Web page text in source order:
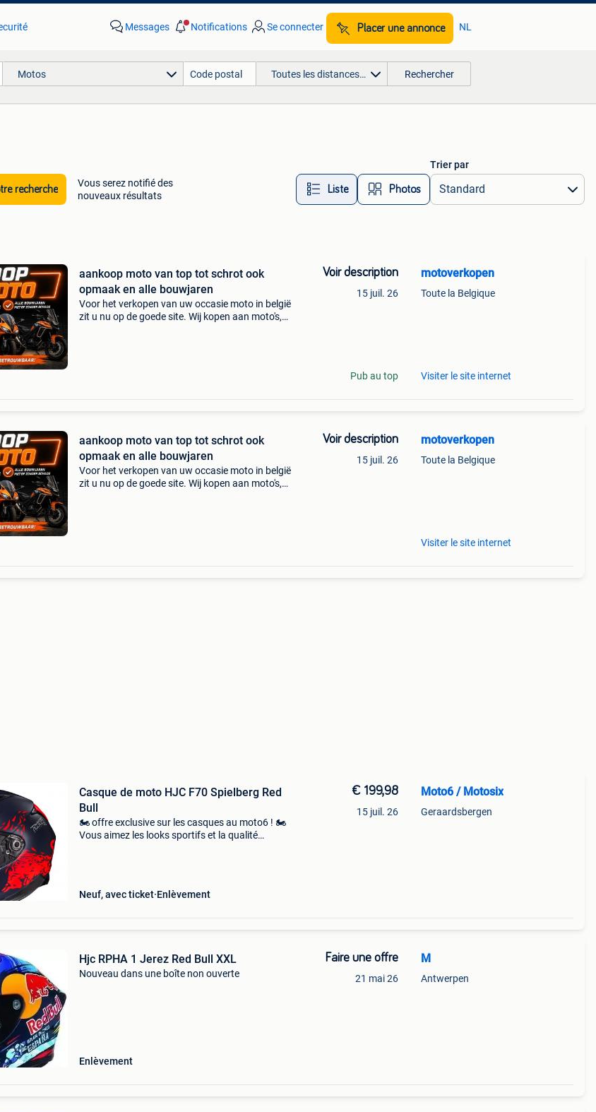
Messages Notifications Se connecter Placer une annonce NL
Motos Toutes les distances… Rechercher
recherche
Vous serez notifié des
nouveaux résultats
Liste Photos
Trier par
aankoop moto van top tot schrot ook
opmaak en alle bouwjaren
Voor het verkopen van uw occasie moto in belgië
zit u nu op de goede site. Wij kopen aan moto's,
Voir description
15 juil. 26
Pub au top
motoverkopen
Toute la Belgique
Visiter le site internet
aankoop moto van top tot schrot ook
opmaak en alle bouwjaren
Voor het verkopen van uw occasie moto in belgië
zit u nu op de goede site. Wij kopen aan moto's,
Voir description
15 juil. 26
motoverkopen
Toute la Belgique
Visiter le site internet
Casque de moto HJC F70 Spielberg Red
Bull
🏍️ offre exclusive sur les casques au moto6 ! 🏍️
Vous aimez les looks sportifs et la qualité
Neuf, avec ticket Enlèvement
€ 199,98
15 juil. 26
Moto6 / Motosix
Geraardsbergen
Hjc RPHA 1 Jerez Red Bull XXL
Nouveau dans une boîte non ouverte
Enlèvement
Faire une offre
21 mai 26
M
Antwerpen